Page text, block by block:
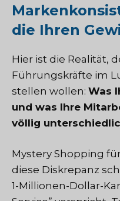
die Ihren
Hier ist die Realität,
Führungskräfte im
stellen wollen: Was
und was Ihre
völlig
Mystery Shopping
diese Diskrepanz
1-Millionen-Dollar-